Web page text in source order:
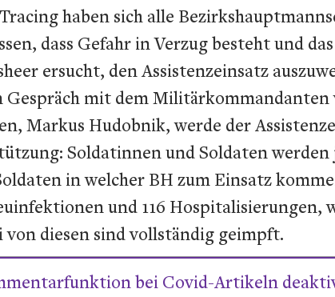
haben sich alle
dass Gefahr in Verzug besteht und
ersucht, den Assistenzeinsatz
Gespräch mit dem
Markus Hudobnik, werde der
Soldatinnen und Soldaten werden
in welcher BH zum Einsatz
und 116 Hospitalisierungen,
diesen sind vollständig geimpft.
bei Covid-Artikeln